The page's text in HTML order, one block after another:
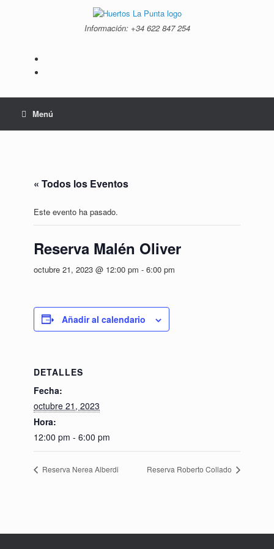
Información: +34 ‭622 847 254‬
Menú
« Todos los Eventos
Este evento ha pasado.
Reserva Malén Oliver
octubre 21, 2023 @ 12:00 pm - 6:00 pm
Añadir al calendario
DETALLES
Fecha:
octubre 21, 2023
Hora:
12:00 pm - 6:00 pm
Reserva Nerea Alberdi Reserva Roberto Collado